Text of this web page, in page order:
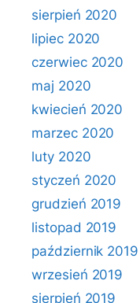
sierpień 2020
lipiec 2020
czerwiec 2020
maj 2020
kwiecień 2020
marzec 2020
luty 2020
styczeń 2020
grudzień 2019
listopad 2019
październik 2019
wrzesień 2019
sierpień 2019